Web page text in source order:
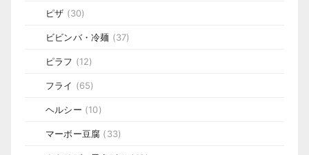
ピザ (30)
ビビンバ・冷麺 (37)
ピラフ (12)
フライ (65)
ヘルシー (10)
マーボー豆腐 (33)